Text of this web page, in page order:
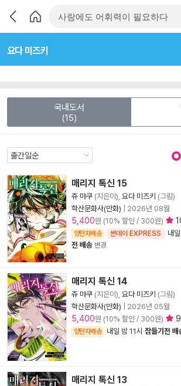
요다 미즈키
국내도서
(15)
매리지 톡신 15
쥬 먀쿠 (지은이), 요다 미즈키 (그림)
학산문화사(만화)
2026년 08월
5,400원 (10% 할인 / 300원)
양탄자배송 썬데이 EXPRESS 내
전 배송 변경
매리지 톡신 14
쥬 먀쿠 (지은이), 요다 미즈키 (그림)
학산문화사(만화)
2026년 05월
5,400원 (10% 할인 / 300원)
양탄자배송 내일 밤 11시 잠들기전 배
매리지 톡신 13